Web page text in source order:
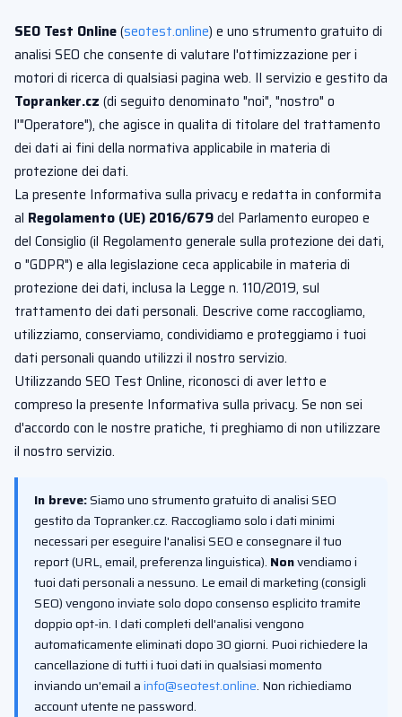
SEO Test Online(seotest.online) e uno strumento gratuito di
analisi SEO che consente di valutare l'ottimizzazione per i
motori di ricerca di qualsiasi pagina web. Il servizio e gestito da
Topranker.cz (di seguito denominato "noi", "nostro" o
l'"Operatore"), che agisce in qualita di titolare del trattamento
dei dati ai fini della normativa applicabile in materia di
protezione dei dati.
La presente Informativa sulla privacy e redatta in conformita
al Regolamento (UE) 2016/679del Parlamento europeo e
del Consiglio (il Regolamento generale sulla protezione dei dati,
o "GDPR") e alla legislazione ceca applicabile in materia di
protezione dei dati, inclusa la Legge n. 110/2019, sul
trattamento dei dati personali. Descrive come raccogliamo,
utilizziamo, conserviamo, condividiamo e proteggiamo i tuoi
dati personali quando utilizzi il nostro servizio.
Utilizzando SEO Test Online, riconosci di aver letto e
compreso la presente Informativa sulla privacy. Se non sei
d'accordo con le nostre pratiche, ti preghiamo di non utilizzare
il nostro servizio.
In breve:Siamo uno strumento gratuito di analisi SEO
gestito da Topranker.cz. Raccogliamo solo i dati minimi
necessari per eseguire l'analisi SEO e consegnare il tuo
report (URL, email, preferenza linguistica). Nonvendiamo i
tuoi dati personali a nessuno. Le email di marketing (consigli
SEO) vengono inviate solo dopo consenso esplicito tramite
doppio opt-in. I dati completi dell'analisi vengono
automaticamente eliminati dopo 30 giorni. Puoi richiedere la
cancellazione di tutti i tuoi dati in qualsiasi momento
inviando un'email ainfo@seotest.online. Non richiediamo
account utente ne password.